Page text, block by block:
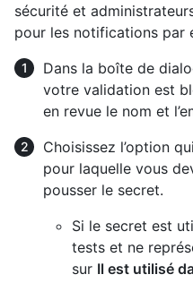
sécurité et
pour les notifications par
Dans la boîte de
votre validation est
en revue le nom et
Choisissez l’option
pour laquelle vous
pousser le secret.
Si le secret est
tests et ne
sur Il est utilisé